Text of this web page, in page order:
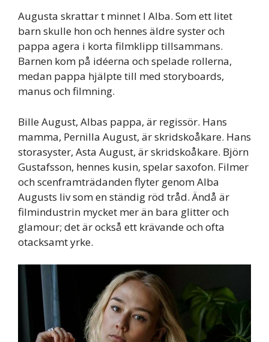
Augusta skrattar t minnet I Alba. Som ett litet
barn skulle hon och hennes äldre syster och
pappa agera i korta filmklipp tillsammans.
Barnen kom på idéerna och spelade rollerna,
medan pappa hjälpte till med storyboards,
manus och filmning.
Bille August, Albas pappa, är regissör. Hans
mamma, Pernilla August, är skridskoåkare. Hans
storasyster, Asta August, är skridskoåkare. Björn
Gustafsson, hennes kusin, spelar saxofon. Filmer
och scenframträdanden flyter genom Alba
Augusts liv som en ständig röd tråd. Ändå är
filmindustrin mycket mer än bara glitter och
glamour; det är också ett krävande och ofta
otacksamt yrke.